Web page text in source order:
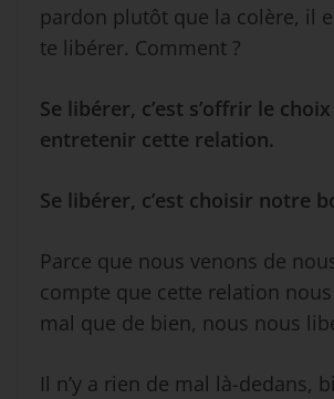
pardon plutôt que la colère, il
te libérer. Comment ?
Se libérer, c’est s’offrir le
entretenir cette relation.
Se libérer, c’est choisir notre
Parce que nous venons de
compte que cette relation
mal que de bien, nous nous
Il n’y a rien de mal là-dedans,